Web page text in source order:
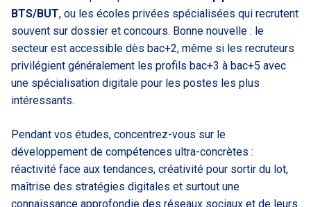
BTS/BUT, ou les écoles privées spécialisées qui recrutent
souvent sur dossier et concours. Bonne nouvelle : le
secteur est accessible dès bac+2, même si les recruteurs
privilégient généralement les profils bac+3 à bac+5 avec
une spécialisation digitale pour les postes les plus
intéressants.
Pendant vos études, concentrez-vous sur le
développement de compétences ultra-concrètes :
réactivité face aux tendances, créativité pour sortir du lot,
maîtrise des stratégies digitales et surtout une
connaissance approfondie des réseaux sociaux et de leurs